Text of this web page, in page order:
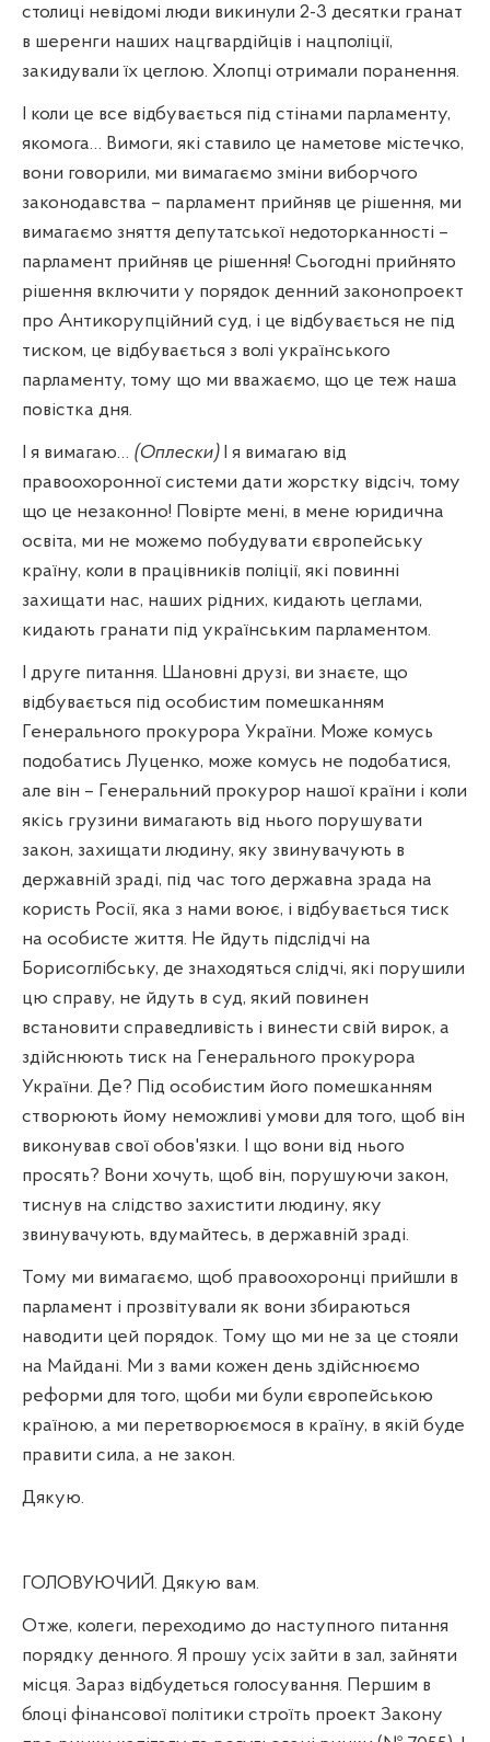
столиці невідомі люди викинули 2-3 десятки гранат
в шеренги наших нацгвардійців і нацполіції,
закидували їх цеглою. Хлопці отримали поранення.
І коли це все відбувається під стінами парламенту,
якомога… Вимоги, які ставило це наметове містечко,
вони говорили, ми вимагаємо зміни виборчого
законодавства – парламент прийняв це рішення, ми
вимагаємо зняття депутатської недоторканності –
парламент прийняв це рішення! Сьогодні прийнято
рішення включити у порядок денний законопроект
про Антикорупційний суд, і це відбувається не під
тиском, це відбувається з волі українського
парламенту, тому що ми вважаємо, що це теж наша
повістка дня.
І я вимагаю… (Оплески)І я вимагаю від
правоохоронної системи дати жорстку відсіч, тому
що це незаконно! Повірте мені, в мене юридична
освіта, ми не можемо побудувати європейську
країну, коли в працівників поліції, які повинні
захищати нас, наших рідних, кидають цеглами,
кидають гранати під українським парламентом.
І друге питання. Шановні друзі, ви знаєте, що
відбувається під особистим помешканням
Генерального прокурора України. Може комусь
подобатись Луценко, може комусь не подобатися,
але він – Генеральний прокурор нашої країни і коли
якісь грузини вимагають від нього порушувати
закон, захищати людину, яку звинувачують в
державній зраді, під час того державна зрада на
користь Росії, яка з нами воює, і відбувається тиск
на особисте життя. Не йдуть підслідчі на
Борисоглібську, де знаходяться слідчі, які порушили
цю справу, не йдуть в суд, який повинен
встановити справедливість і винести свій вирок, а
здійснюють тиск на Генерального прокурора
України. Де? Під особистим його помешканням
створюють йому неможливі умови для того, щоб він
виконував свої обов'язки. І що вони від нього
просять? Вони хочуть, щоб він, порушуючи закон,
тиснув на слідство захистити людину, яку
звинувачують, вдумайтесь, в державній зраді.
Тому ми вимагаємо, щоб правоохоронці прийшли в
парламент і прозвітували як вони збираються
наводити цей порядок. Тому що ми не за це стояли
на Майдані. Ми з вами кожен день здійснюємо
реформи для того, щоби ми були європейською
країною, а ми перетворюємося в країну, в якій буде
правити сила, а не закон.
Дякую.
ГОЛОВУЮЧИЙ. Дякую вам.
Отже, колеги, переходимо до наступного питання
порядку денного. Я прошу усіх зайти в зал, зайняти
місця. Зараз відбудеться голосування. Першим в
блоці фінансової політики строїть проект Закону